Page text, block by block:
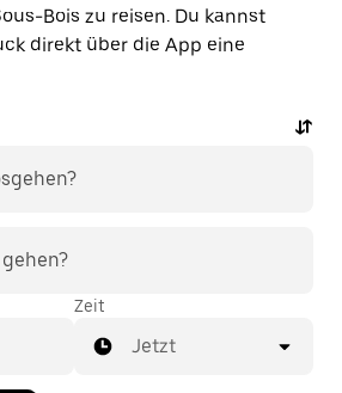
Bois zu reisen. Du kannst
direkt über die App eine
gehen?
Zeit
Jetzt